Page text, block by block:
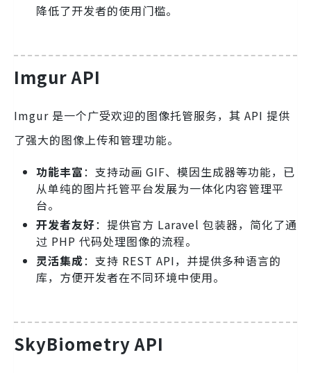
降低了开发者的使用门槛。
Imgur API
Imgur 是一个广受欢迎的图像托管服务，其 API 提供
了强大的图像上传和管理功能。
功能丰富：支持动画 GIF、模因生成器等功能，已
从单纯的图片托管平台发展为一体化内容管理平
台。
开发者友好：提供官方 Laravel 包装器，简化了通
过 PHP 代码处理图像的流程。
灵活集成：支持 REST API，并提供多种语言的
库，方便开发者在不同环境中使用。
SkyBiometry API